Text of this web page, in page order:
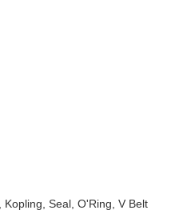
Seal, O'Ring, V Belt